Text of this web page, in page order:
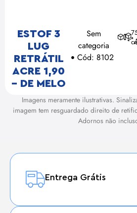
ESTOF 3
LUG
RETRÁTIL
ACRE 1,90
– DE MELO
Sem
categoria
Cód: 8102
Imagens meramente ilustrativas.
imagem tem resguardado direito de
Adornos não
Entrega Grátis